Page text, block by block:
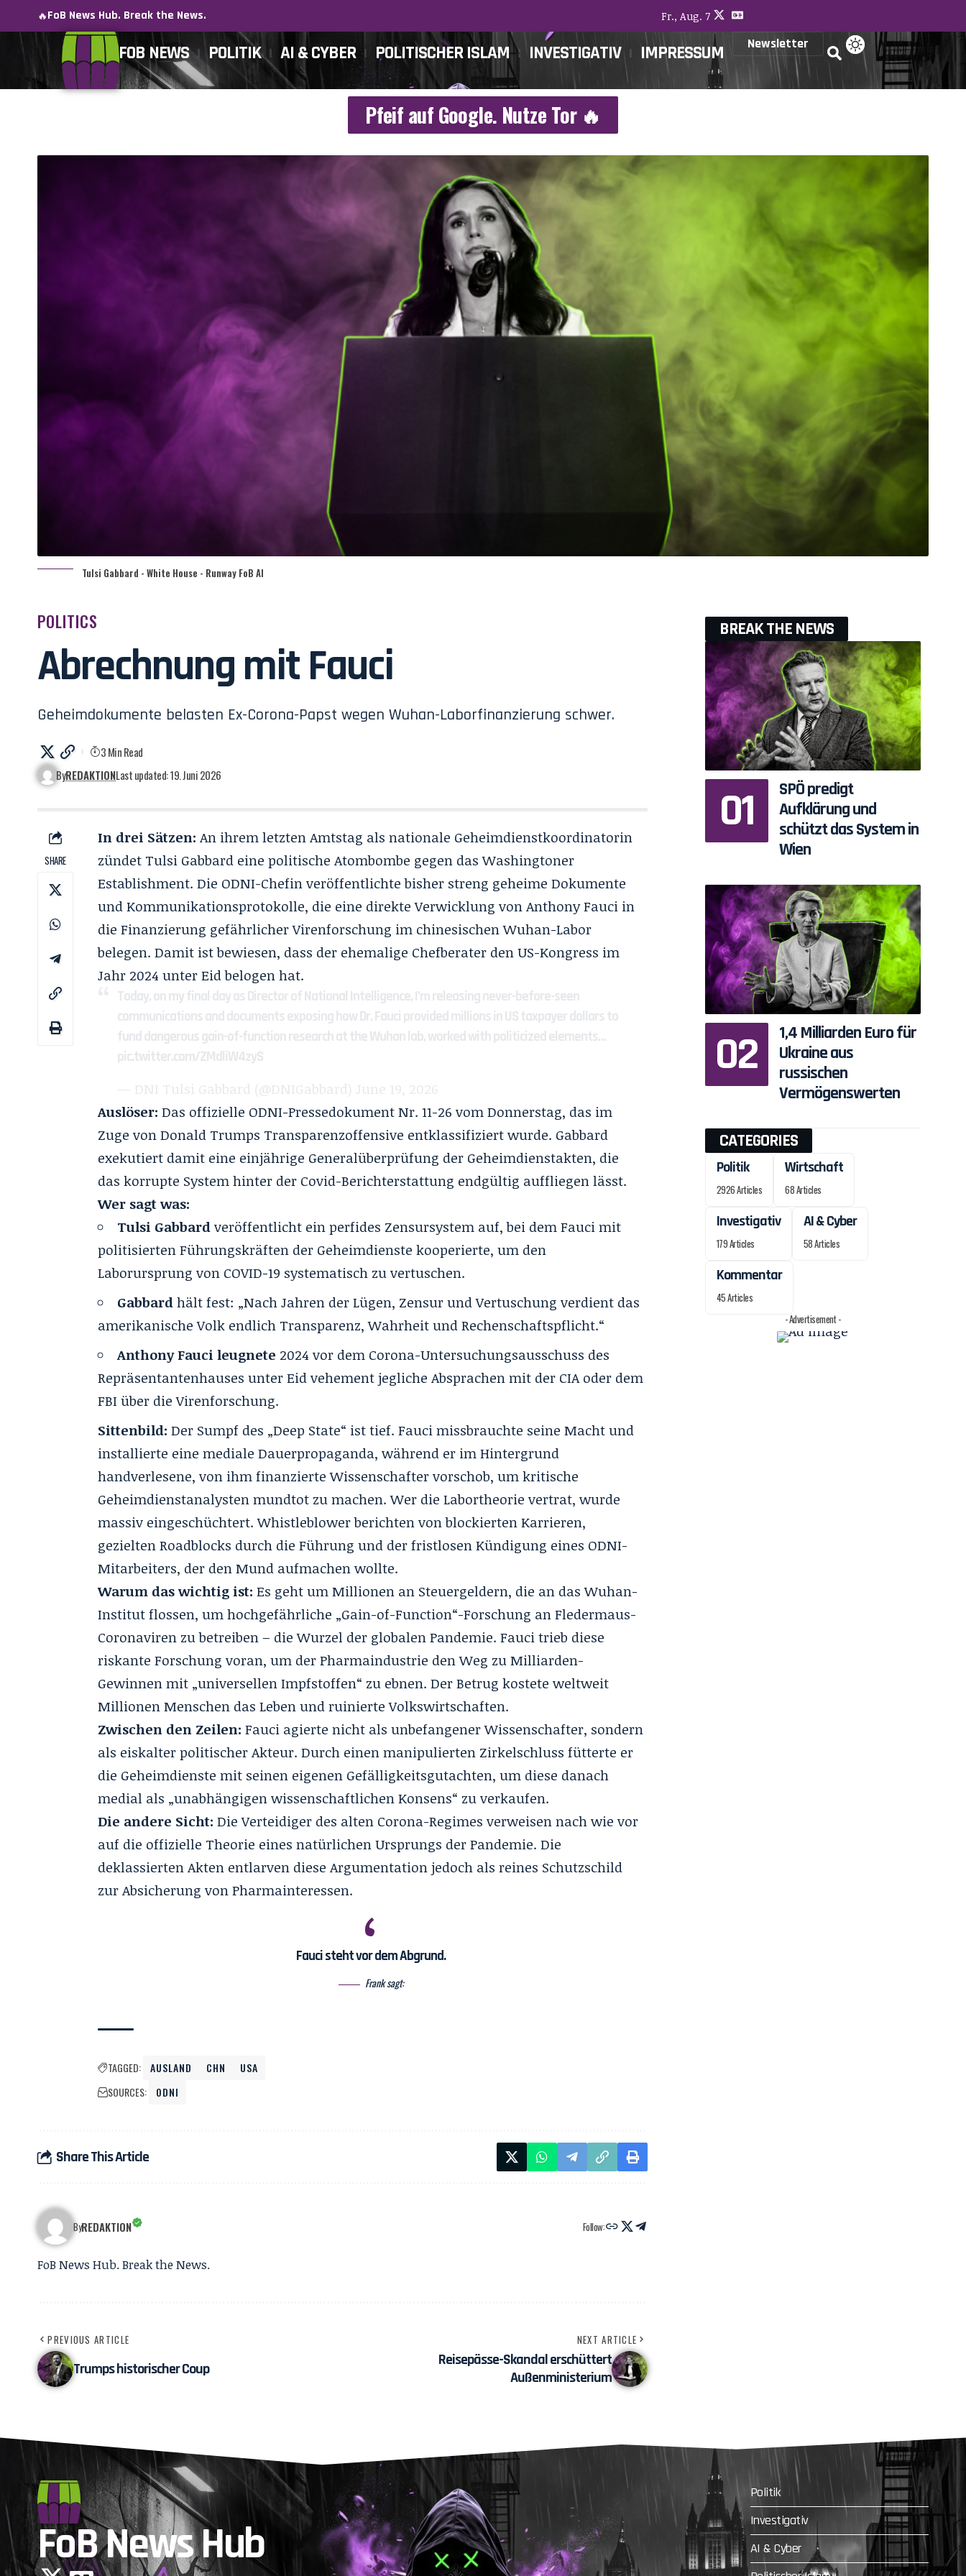
🔥FoB News Hub. Break the News. Fr., Aug. 7
FOB NEWS POLITIK AI & CYBER POLITISCHER ISLAM INVESTIGATIV IMPRESSUM Newsletter
Pfeif auf Google. Nutze Tor 🔥
Tulsi Gabbard - White House - Runway FoB AI
POLITICS
Abrechnung mit Fauci
Geheimdokumente belasten Ex-Corona-Papst wegen Wuhan-Laborfinanzierung schwer.
ByREDAKTIONLast updated: 19. Juni 2026
3 Min Read
SHARE
In drei Sätzen: An ihrem letzten Amtstag als nationale Geheimdienstkoordinatorin
zündet Tulsi Gabbard eine politische Atombombe gegen das Washingtoner
Establishment. Die ODNI-Chefin veröffentlichte bisher streng geheime Dokumente
und Kommunikationsprotokolle, die eine direkte Verwicklung von Anthony Fauci in
die Finanzierung gefährlicher Virenforschung im chinesischen Wuhan-Labor
belegen. Damit ist bewiesen, dass der ehemalige Chefberater den US-Kongress im
Jahr 2024 unter Eid belogen hat.
Today, on my final day as Director of National Intelligence, I’m releasing never-before-seen
communications and documents exposing how Dr. Fauci provided millions in US taxpayer dollars to
fund dangerous gain-of-function research at the Wuhan lab, worked with politicized elements…
pic.twitter.com/ZMdliW4zyS
— DNI Tulsi Gabbard (@DNIGabbard) June 19, 2026
Auslöser: Das offizielle ODNI-Pressedokument Nr. 11-26 vom Donnerstag, das im
Zuge von Donald Trumps Transparenzoffensive entklassifiziert wurde. Gabbard
exekutiert damit eine einjährige Generalüberprüfung der Geheimdienstakten, die
das korrupte System hinter der Covid-Berichterstattung endgültig auffliegen lässt.
Wer sagt was:
Tulsi Gabbardveröffentlicht ein perfides Zensursystem auf, bei dem Fauci mit
politisierten Führungskräften der Geheimdienste kooperierte, um den
Laborursprung von COVID-19 systematisch zu vertuschen.
Gabbardhält fest: „Nach Jahren der Lügen, Zensur und Vertuschung verdient das
amerikanische Volk endlich Transparenz, Wahrheit und Rechenschaftspflicht.“
Anthony Fauci leugnete 2024 vor dem Corona-Untersuchungsausschuss des
Repräsentantenhauses unter Eid vehement jegliche Absprachen mit der CIA oder dem
FBI über die Virenforschung.
Sittenbild: Der Sumpf des „Deep State“ ist tief. Fauci missbrauchte seine Macht und
installierte eine mediale Dauerpropaganda, während er im Hintergrund
handverlesene, von ihm finanzierte Wissenschafter vorschob, um kritische
Geheimdienstanalysten mundtot zu machen. Wer die Labortheorie vertrat, wurde
massiv eingeschüchtert. Whistleblower berichten von blockierten Karrieren,
gezielten Roadblocks durch die Führung und der fristlosen Kündigung eines ODNI-
Mitarbeiters, der den Mund aufmachen wollte.
Warum das wichtig ist: Es geht um Millionen an Steuergeldern, die an das Wuhan-
Institut flossen, um hochgefährliche „Gain-of-Function“-Forschung an Fledermaus-
Coronaviren zu betreiben – die Wurzel der globalen Pandemie. Fauci trieb diese
riskante Forschung voran, um der Pharmaindustrie den Weg zu Milliarden-
Gewinnen mit „universellen Impfstoffen“ zu ebnen. Der Betrug kostete weltweit
Millionen Menschen das Leben und ruinierte Volkswirtschaften.
Zwischen den Zeilen: Fauci agierte nicht als unbefangener Wissenschafter, sondern
als eiskalter politischer Akteur. Durch einen manipulierten Zirkelschluss fütterte er
die Geheimdienste mit seinen eigenen Gefälligkeitsgutachten, um diese danach
medial als „unabhängigen wissenschaftlichen Konsens“ zu verkaufen.
Die andere Sicht: Die Verteidiger des alten Corona-Regimes verweisen nach wie vor
auf die offizielle Theorie eines natürlichen Ursprungs der Pandemie. Die
deklassierten Akten entlarven diese Argumentation jedoch als reines Schutzschild
zur Absicherung von Pharmainteressen.
Fauci steht vor dem Abgrund.
Frank sagt:
TAGGED: AUSLAND CHN
USA
SOURCES:
ODNI
Share This Article
ByREDAKTION Follow:
FoB News Hub. Break the News.
PREVIOUS ARTICLE
Trumps historischer Coup
NEXT ARTICLE
Reisepässe-Skandal erschüttert
Außenministerium
BREAK THE NEWS
SPÖ predigt
Aufklärung und
schützt das System in
Wien
1,4 Milliarden Euro für
Ukraine aus
russischen
Vermögenswerten
CATEGORIES
Politik
2926 Articles
Wirtschaft
68 Articles
Investigativ
179 Articles
AI & Cyber
58 Articles
Kommentar
45 Articles
- Advertisement -
FoB News Hub
Politik
Investigativ
AI & Cyber